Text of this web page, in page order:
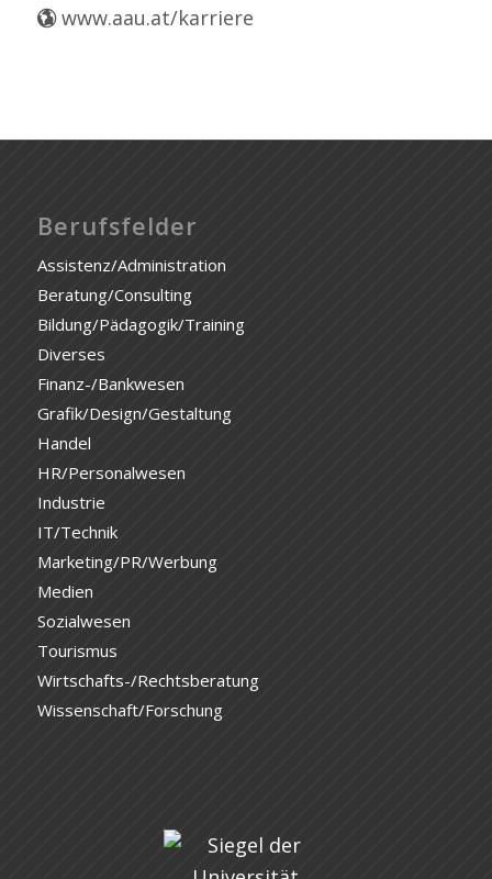
www.aau.at/karriere
Berufsfelder
Assistenz/Administration
Beratung/Consulting
Bildung/Pädagogik/Training
Diverses
Finanz-/Bankwesen
Grafik/Design/Gestaltung
Handel
HR/Personalwesen
Industrie
IT/Technik
Marketing/PR/Werbung
Medien
Sozialwesen
Tourismus
Wirtschafts-/Rechtsberatung
Wissenschaft/Forschung